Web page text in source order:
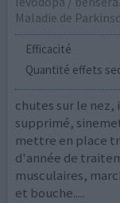
Maladie de
Efficacité
Quantité effets
chutes sur le
supprimé,
mettre en place
d'année de
musculaires,
et bouche.....